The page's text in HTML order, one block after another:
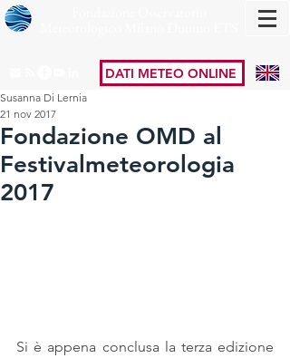
DATI METEO ONLINE
Fondazione OMD al
Festivalmeteorologia
2017
Susanna Di Lernia
21 nov 2017
Si è appena conclusa la terza edizione